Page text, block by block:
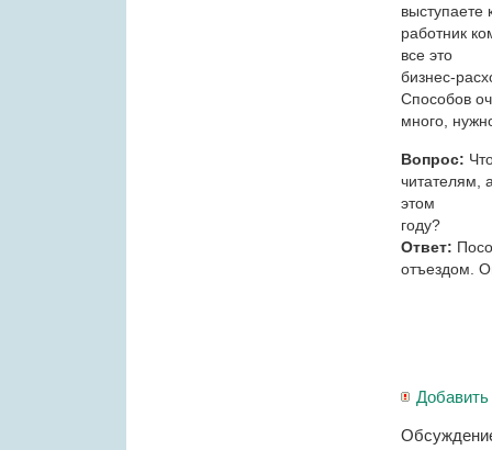
выступаете
работник
все это
бизнес-
Способов
много,
Вопрос:
читателям,
этом
году?
Ответ:
отъездом.